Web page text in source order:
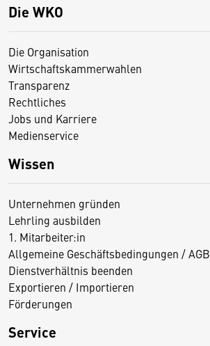
Die WKO
Die Organisation
Wirtschaftskammerwahlen
Transparenz
Rechtliches
Jobs und Karriere
Medienservice
Wissen
Unternehmen gründen
Lehrling ausbilden
1. Mitarbeiter:in
Allgemeine Geschäftsbedingungen / AGB
Dienstverhältnis beenden
Exportieren / Importieren
Förderungen
Service